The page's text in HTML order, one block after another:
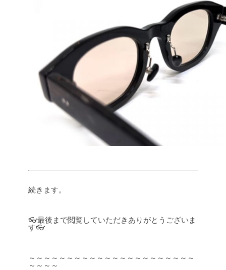
続きます。
👓最後まで閲覧していただきありがとうございま
す👓
～～～～～～～～～～～～～～～～～～～～～～
～～～～